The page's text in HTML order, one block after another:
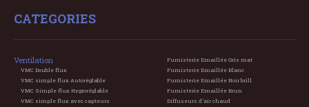
CATEGORIES
Ventilation
VMC Double flux
VMC simple flux Autoréglable
VMC Simple flux Hygroréglable
VMC simple flux avec capteurs
Fumisterie Emaillée Gris mat
Fumisterie Emaillée Blanc
Fumisterie Emaillée Noir brill.
Fumisterie Emaillée Brun
Diffuseurs d'air chaud